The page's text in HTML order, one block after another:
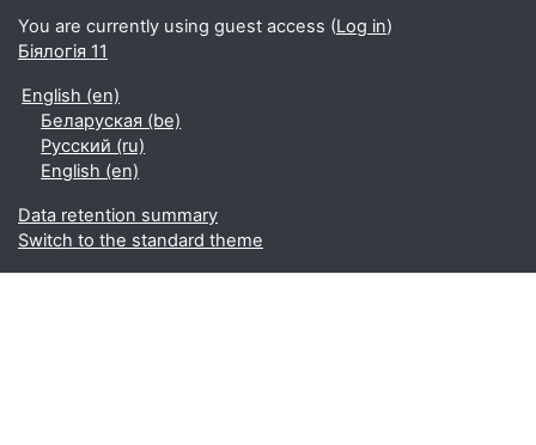
You are currently using guest access (Log in)
Біялогія 11
English ‎(en)‎
Беларуская ‎(be)‎
Русский ‎(ru)‎
English ‎(en)‎
Data retention summary
Switch to the standard theme